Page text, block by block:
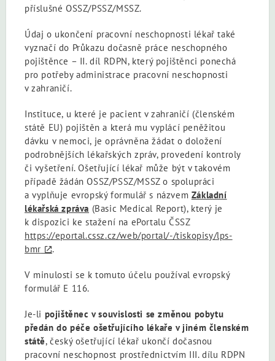
příslušné OSSZ/PSSZ/MSSZ.
Údaj o ukončení pracovní neschopnosti lékař také
vyznačí do Průkazu dočasně práce neschopného
pojištěnce – II. díl RDPN, který pojištěnci ponechá
pro potřeby administrace pracovní neschopnosti
v zahraničí.
Instituce, u které je pacient v zahraničí (členském
státě EU) pojištěn a která mu vyplácí peněžitou
dávku v nemoci, je oprávněna žádat o doložení
podrobnějších lékařských zpráv, provedení kontroly
či vyšetření. Ošetřující lékař může být v takovém
případě žádán OSSZ/PSSZ/MSSZ o spolupráci
a vyplňuje evropský formulář s názvem Základní
lékařská zpráva (Basic Medical Report), který je
k dispozici ke stažení na ePortalu ČSSZ
https://eportal.cssz.cz/web/portal/-/tiskopisy/lps-
bmr
.
V minulosti se k tomuto účelu používal evropský
formulář E 116.
Je-li pojištěnec v souvislosti se změnou pobytu
předán do péče ošetřujícího lékaře v jiném členském
státě, český ošetřující lékař ukončí dočasnou
pracovní neschopnost prostřednictvím III. dílu RDPN